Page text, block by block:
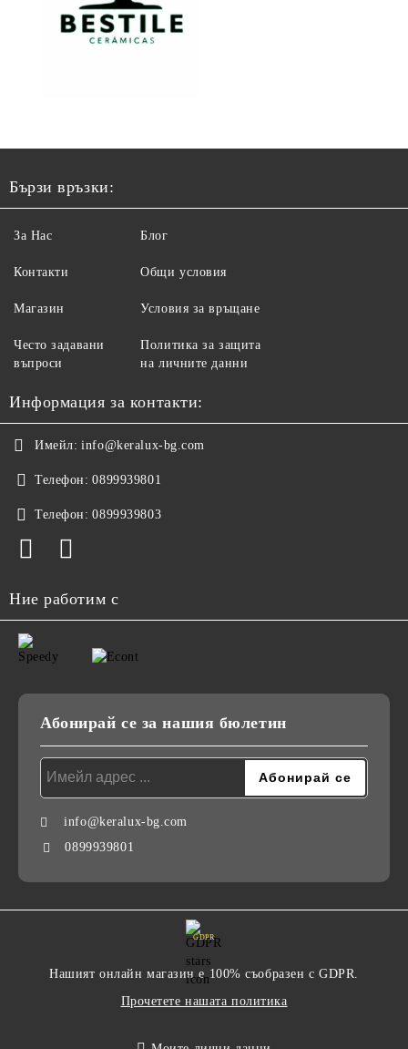
Бързи връзки:
За Нас
Контакти
Магазин
Често задавани
въпроси
Блог
Общи условия
Условия за връщане
Политика за защита
на личните данни
Информация за контакти:
Имейл: info@keralux-bg.com
Телефон: 0899939801
Телефон: 0899939803
Ние работим с
Абонирай се за нашия бюлетин
info@keralux-bg.com
0899939801
GDPR
Нашият онлайн магазин е 100% съобразен с GDPR.
Прочетете нашата политика